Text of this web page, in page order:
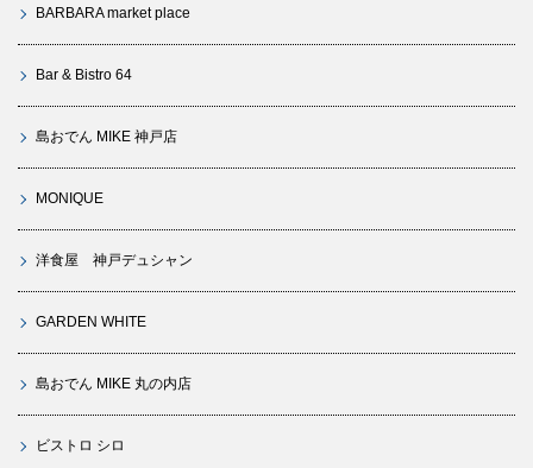
BARBARA market place
Bar & Bistro 64
島おでん MIKE 神戸店
MONIQUE
洋食屋 神戸デュシャン
GARDEN WHITE
島おでん MIKE 丸の内店
ビストロ シロ